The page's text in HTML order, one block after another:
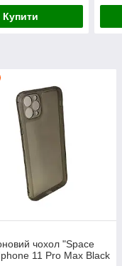
Купити
чохол "Space
11 Pro Max Black